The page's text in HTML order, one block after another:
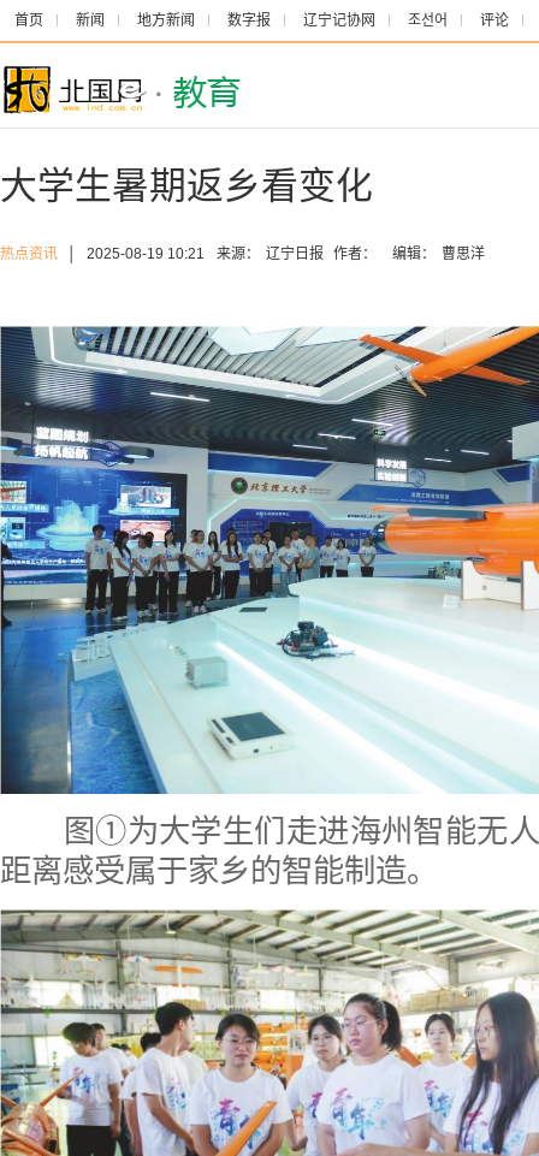
首页 新闻 地方新闻 数字报 辽宁记协网 조선어 评论
大学生暑期返乡看变化
热点资讯 2025-08-19 10:21 来源： 辽宁日报 作者： 编辑： 曹思洋
图①为大学生们走进海州智能无人
距离感受属于家乡的智能制造。